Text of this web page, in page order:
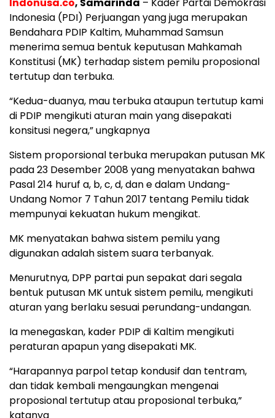
Indonusa.co, Samarinda – Kader Partai Demokrasi
Indonesia (PDI) Perjuangan yang juga merupakan
Bendahara PDIP Kaltim, Muhammad Samsun
menerima semua bentuk keputusan Mahkamah
Konstitusi (MK) terhadap sistem pemilu proposional
tertutup dan terbuka.
“Kedua-duanya, mau terbuka ataupun tertutup kami
di PDIP mengikuti aturan main yang disepakati
konsitusi negera,” ungkapnya
Sistem proporsional terbuka merupakan putusan MK
pada 23 Desember 2008 yang menyatakan bahwa
Pasal 214 huruf a, b, c, d, dan e dalam Undang-
Undang Nomor 7 Tahun 2017 tentang Pemilu tidak
mempunyai kekuatan hukum mengikat.
MK menyatakan bahwa sistem pemilu yang
digunakan adalah sistem suara terbanyak.
Menurutnya, DPP partai pun sepakat dari segala
bentuk putusan MK untuk sistem pemilu, mengikuti
aturan yang berlaku sesuai perundang-undangan.
Ia menegaskan, kader PDIP di Kaltim mengikuti
peraturan apapun yang disepakati MK.
“Harapannya parpol tetap kondusif dan tentram,
dan tidak kembali mengaungkan mengenai
proposional tertutup atau proposional terbuka,”